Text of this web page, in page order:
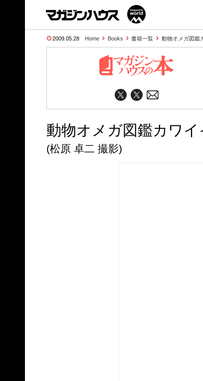
2009.05.28 Home Books 書籍一覧 動物オメガ図鑑
動物オメガ図鑑カワ
(松原 卓二 撮影)